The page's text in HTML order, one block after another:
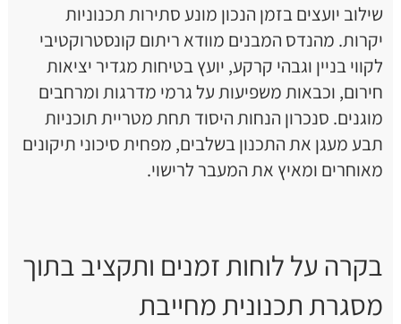
שילוב יועצים בזמן הנכון מונע סתירות תכנוניות
יקרות. מהנדס המבנים מוודא ריתום קונסטרוקטיבי
לקווי בניין וגבהי קרקע, יועץ בטיחות מגדיר יציאות
חירום, וכבאות משפיעות על גרמי מדרגות ומרחבים
מוגנים. סנכרון הנחות היסוד תחת מטריית תוכניות
תבע מעגן את התכנון בשלבים, מפחית סיכוני תיקונים
מאוחרים ומאיץ את המעבר לרישוי.
בקרה על לוחות זמנים ותקציב בתוך
מסגרת תכנונית מחייבת